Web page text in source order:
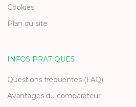
Cookies
Plan du site
INFOS PRATIQUES
Questions fréquentes (FAQ)
Avantages du comparateur